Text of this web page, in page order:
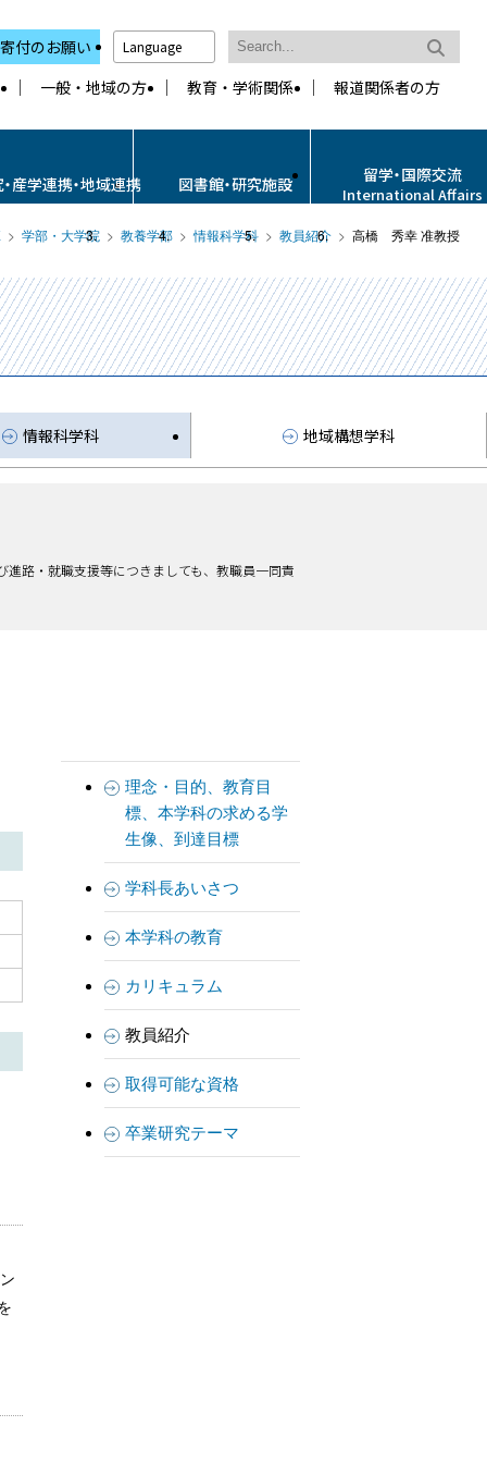
付のお願い Language
一般・地域の方 教育・学術関係 報道関係者の方
産学連携・地域連携 図書館・研究施設 留学・国際交流
International Affairs
学部・大学院 教養学部 情報科学科 教員紹介 高橋 秀幸 准教授
情報科学科 地域構想学科
路・就職支援等につきましても、教職員一同責
理念・目的、教育目
標、本学科の求める学
生像、到達目標
学科長あいさつ
本学科の教育
カリキュラム
教員紹介
取得可能な資格
卒業研究テーマ